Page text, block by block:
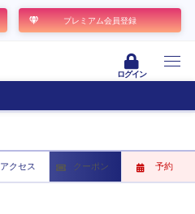
プレミアム会員登録
ログイン
アクセス クーポン 予約